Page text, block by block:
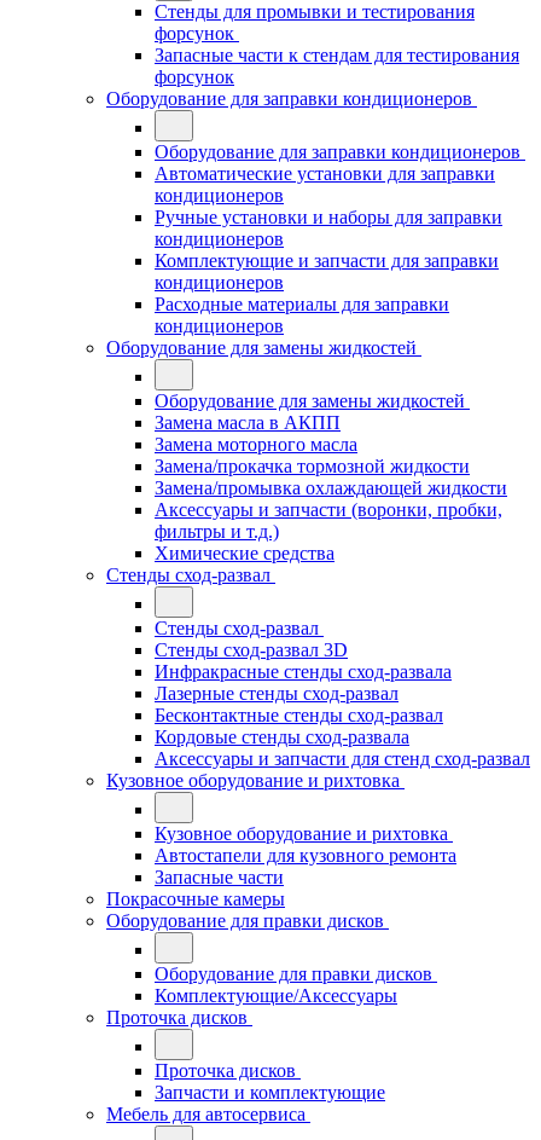
Стенды для промывки и тестирования
форсунок
Запасные части к стендам для тестирования
форсунок
Оборудование для заправки кондиционеров
Оборудование для заправки кондиционеров
Автоматические установки для заправки
кондиционеров
Ручные установки и наборы для заправки
кондиционеров
Комплектующие и запчасти для заправки
кондиционеров
Расходные материалы для заправки
кондиционеров
Оборудование для замены жидкостей
Оборудование для замены жидкостей
Замена масла в АКПП
Замена моторного масла
Замена/прокачка тормозной жидкости
Замена/промывка охлаждающей жидкости
Аксессуары и запчасти (воронки, пробки,
фильтры и т.д.)
Химические средства
Стенды сход-развал
Стенды сход-развал
Стенды сход-развал 3D
Инфракрасные стенды сход-развала
Лазерные стенды сход-развал
Бесконтактные стенды сход-развал
Кордовые стенды сход-развала
Аксессуары и запчасти для стенд сход-развал
Кузовное оборудование и рихтовка
Кузовное оборудование и рихтовка
Автостапели для кузовного ремонта
Запасные части
Покрасочные камеры
Оборудование для правки дисков
Оборудование для правки дисков
Комплектующие/Аксессуары
Проточка дисков
Проточка дисков
Запчасти и комплектующие
Мебель для автосервиса